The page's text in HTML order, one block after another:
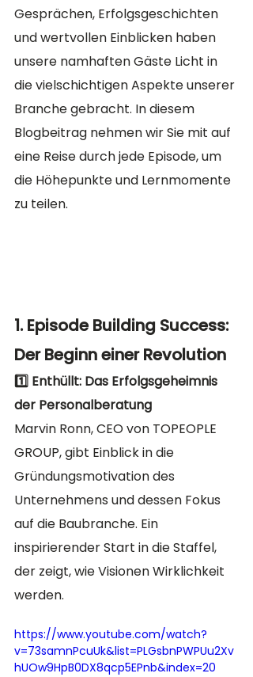
Gesprächen, Erfolgsgeschichten
und wertvollen Einblicken haben
unsere namhaften Gäste Licht in
die vielschichtigen Aspekte unserer
Branche gebracht. In diesem
Blogbeitrag nehmen wir Sie mit auf
eine Reise durch jede Episode, um
die Höhepunkte und Lernmomente
zu teilen.
1. Episode Building Success:
Der Beginn einer Revolution
1️⃣ Enthüllt: Das Erfolgsgeheimnis
der Personalberatung
Marvin Ronn, CEO von TOPEOPLE
GROUP, gibt Einblick in die
Gründungsmotivation des
Unternehmens und dessen Fokus
auf die Baubranche. Ein
inspirierender Start in die Staffel,
der zeigt, wie Visionen Wirklichkeit
werden.
https://www.youtube.com/watch?
v=73samnPcuUk&list=PLGsbnPWPUu2Xv
hUOw9HpB0DX8qcp5EPnb&index=20